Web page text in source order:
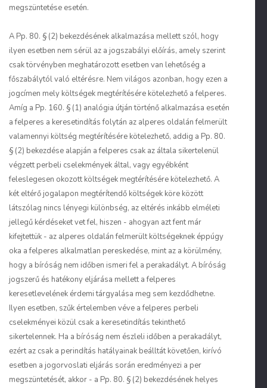
megszüntetése esetén.
A Pp. 80. § (2) bekezdésének alkalmazása mellett szól, hogy
ilyen esetben nem sérül az a jogszabályi előírás, amely szerint
csak törvényben meghatározott esetben van lehetőség a
főszabálytól való eltérésre. Nem világos azonban, hogy ezen a
jogcímen mely költségek megtérítésére kötelezhető a felperes.
Amíg a Pp. 160. § (1) analógia útján történő alkalmazása esetén
a felperes a keresetindítás folytán az alperes oldalán felmerült
valamennyi költség megtérítésére kötelezhető, addig a Pp. 80.
§ (2) bekezdése alapján a felperes csak az általa sikertelenül
végzett perbeli cselekmények által, vagy egyébként
feleslegesen okozott költségek megtérítésére kötelezhető. A
két eltérő jogalapon megtérítendő költségek köre között
látszólag nincs lényegi különbség, az eltérés inkább elméleti
jellegű kérdéseket vet fel, hiszen - ahogyan azt fent már
kifejtettük - az alperes oldalán felmerült költségeknek éppúgy
oka a felperes alkalmatlan pereskedése, mint az a körülmény,
hogy a bíróság nem időben ismeri fel a perakadályt. A bíróság
jogszerű és hatékony eljárása mellett a felperes
keresetlevelének érdemi tárgyalása meg sem kezdődhetne.
Ilyen esetben, szűk értelemben véve a felperes perbeli
cselekményei közül csak a keresetindítás tekinthető
sikertelennek. Ha a bíróság nem észleli időben a perakadályt,
ezért az csak a perindítás hatályainak beálltát követően, kirívó
esetben a jogorvoslati eljárás során eredményezi a per
megszüntetését, akkor - a Pp. 80. § (2) bekezdésének helyes